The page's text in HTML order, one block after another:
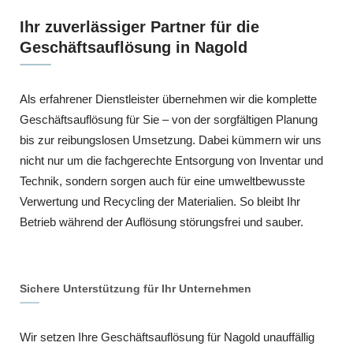
Ihr zuverlässiger Partner für die
Geschäftsauflösung in Nagold
Als erfahrener Dienstleister übernehmen wir die komplette
Geschäftsauflösung für Sie – von der sorgfältigen Planung
bis zur reibungslosen Umsetzung. Dabei kümmern wir uns
nicht nur um die fachgerechte Entsorgung von Inventar und
Technik, sondern sorgen auch für eine umweltbewusste
Verwertung und Recycling der Materialien. So bleibt Ihr
Betrieb während der Auflösung störungsfrei und sauber.
Sichere Unterstützung für Ihr Unternehmen
Wir setzen Ihre Geschäftsauflösung für Nagold unauffällig